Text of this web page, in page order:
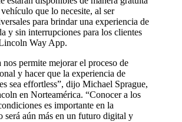
que lo necesite, al ser
para brindar una experiencia de
y sin interrupciones para los clientes
Way App.
permite mejorar el proceso de
y hacer que la experiencia de
sea effortless”, dijo Michael Sprague,
en Norteamérica. “Conocer a los
es importante en la
será aún más en un futuro digital y